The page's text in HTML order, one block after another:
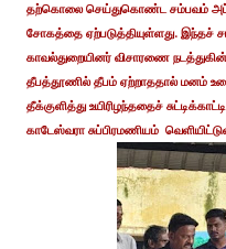
தற்கொலை செய்துகொண்ட சம்பவம்
சோகத்தை ஏற்படுத்தியுள்ளது. இந்தச்
காவல்துறையினர் விசாரணை
தீபத்தூணில் தீபம் ஏற்றாததால் மனம்
தீக்குளித்து உயிரிழந்ததைச்
காடேஸ்வரா சுப்பிரமணியம்